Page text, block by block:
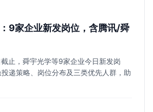
9家企业新发岗位，含腾讯/舜
止，舜宇光学等9家企业今日新发岗
递策略、岗位分布及三类优先人群，助